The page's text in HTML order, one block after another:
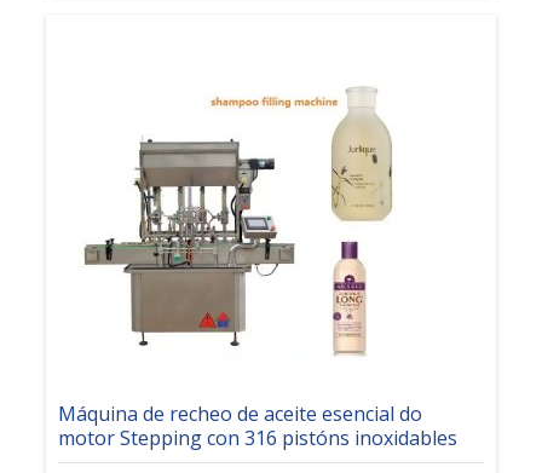
Máquina de recheo de aceite esencial do
motor Stepping con 316 pistóns inoxidables